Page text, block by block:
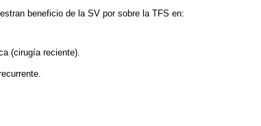
beneficio de la SV por sobre la TFS en:
(cirugía reciente).